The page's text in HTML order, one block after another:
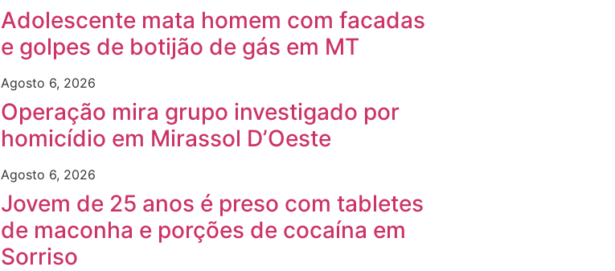
Adolescente mata homem com facadas
e golpes de botijão de gás em MT
Agosto 6, 2026
Operação mira grupo investigado por
homicídio em Mirassol D’Oeste
Agosto 6, 2026
Jovem de 25 anos é preso com tabletes
de maconha e porções de cocaína em
Sorriso